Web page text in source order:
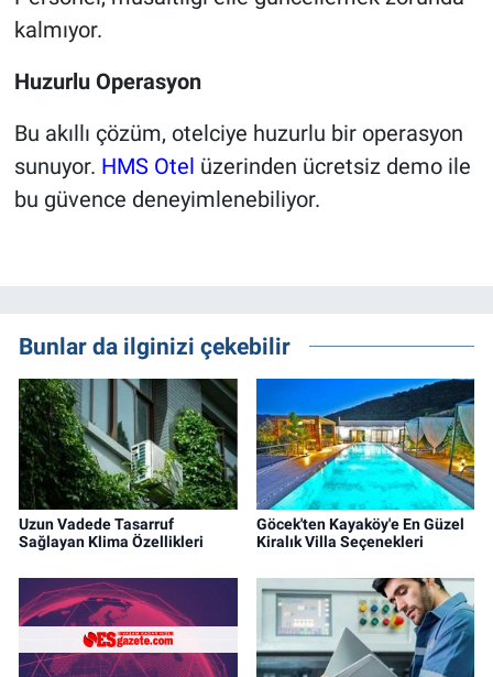
kalmıyor.
Huzurlu Operasyon
Bu akıllı çözüm, otelciye huzurlu bir operasyon
sunuyor. HMS Otel üzerinden ücretsiz demo ile
bu güvence deneyimlenebiliyor.
Bunlar da ilginizi çekebilir
Uzun Vadede Tasarruf
Sağlayan Klima Özellikleri
Göcek'ten Kayaköy'e En Güzel
Kiralık Villa Seçenekleri